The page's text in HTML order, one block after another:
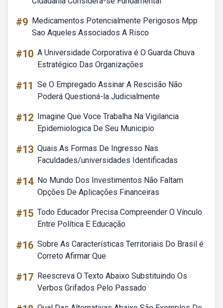
#9 Medicamentos Potencialmente Perigosos Mpp
Sao Aqueles Associados A Risco
#10 A Universidade Corporativa é O Guarda Chuva
Estratégico Das Organizações
#11 Se O Empregado Assinar A Rescisão Não
Poderá Questioná-la Judicialmente
#12 Imagine Que Voce Trabalha Na Vigilancia
Epidemiologica De Seu Municipio
#13 Quais As Formas De Ingresso Nas
Faculdades/universidades Identificadas
#14 No Mundo Dos Investimentos Não Faltam
Opções De Aplicações Financeiras
#15 Todo Educador Precisa Compreender O Vínculo
Entre Política E Educação
#16 Sobre As Características Territoriais Do Brasil é
Correto Afirmar Que
#17 Reescreva O Texto Abaixo Substituindo Os
Verbos Grifados Pelo Passado